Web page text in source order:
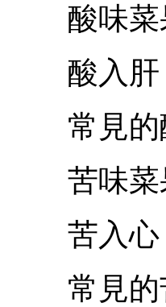
酸味菜
酸入肝
常見的
苦味菜
苦入心
常見的苦